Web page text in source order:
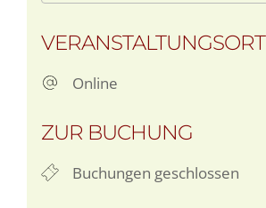
VERANSTALTUNGSORT
Online
ZUR BUCHUNG
Buchungen geschlossen